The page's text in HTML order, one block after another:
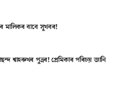
মালিকৰ বাবে সুখবৰ!
শ্বাহৰুখৰ পুত্ৰৰ! প্ৰেমিকাৰ পৰিচয় জানি